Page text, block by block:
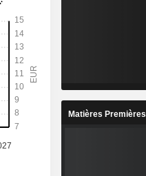
Matières Premières